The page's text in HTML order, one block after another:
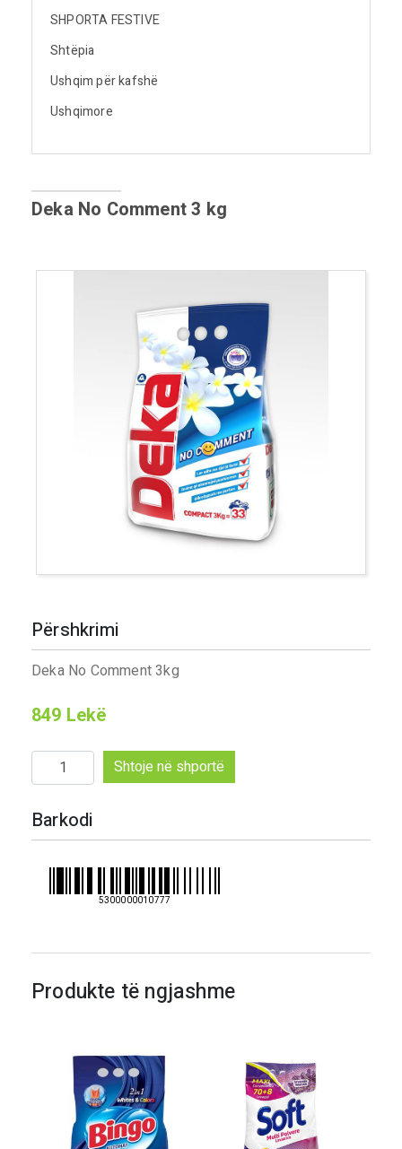
SHPORTA FESTIVE
Shtëpia
Ushqim për kafshë
Ushqimore
Deka No Comment 3 kg
Përshkrimi
Deka No Comment 3kg
849 Lekë
Sasi
Deka
Comment
3
Shtoje në shportë
Barkodi
5300000010777
Produkte të ngjashme